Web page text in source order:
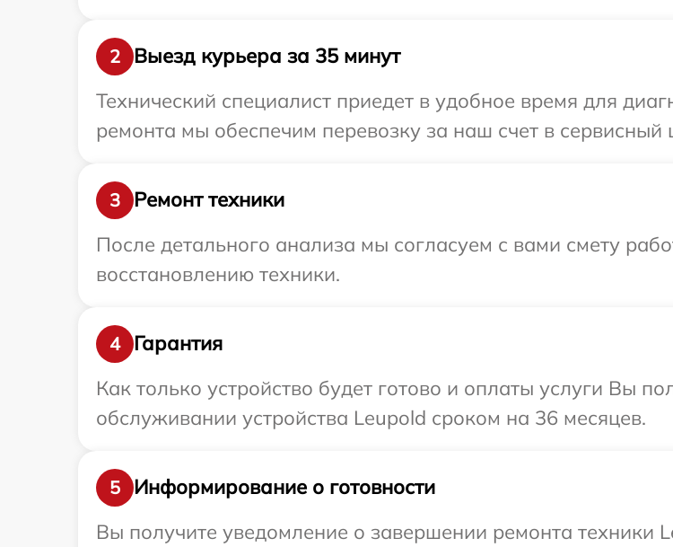
2
Выезд курьера за 35 минут
Технический специалист приедет в удобное время для
ремонта мы обеспечим перевозку за наш счет в сервисный
3
Ремонт техники
После детального анализа мы согласуем с вами смету
восстановлению техники.
4
Гарантия
Как только устройство будет готово и оплаты услуги Вы
обслуживании устройства Leupold сроком на 36 месяцев.
5
Информирование о готовности
Вы получите уведомление о завершении ремонта техники